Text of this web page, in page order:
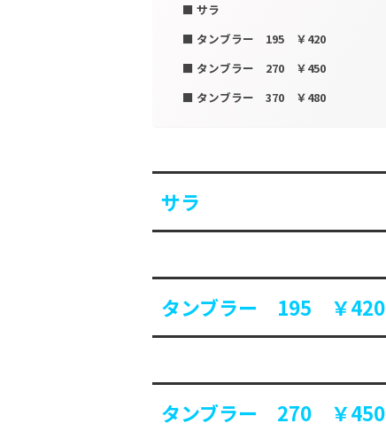
サラ
タンブラー 195 ￥420
タンブラー 270 ￥450
タンブラー 370 ￥480
サラ
タンブラー 195 ￥420
タンブラー 270 ￥450